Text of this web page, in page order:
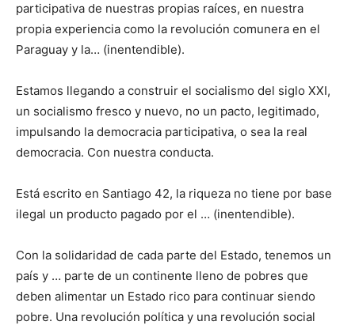
participativa de nuestras propias raíces, en nuestra
propia experiencia como la revolución comunera en el
Paraguay y la… (inentendible).
Estamos llegando a construir el socialismo del siglo XXI,
un socialismo fresco y nuevo, no un pacto, legitimado,
impulsando la democracia participativa, o sea la real
democracia. Con nuestra conducta.
Está escrito en Santiago 42, la riqueza no tiene por base
ilegal un producto pagado por el … (inentendible).
Con la solidaridad de cada parte del Estado, tenemos un
país y … parte de un continente lleno de pobres que
deben alimentar un Estado rico para continuar siendo
pobre. Una revolución política y una revolución social